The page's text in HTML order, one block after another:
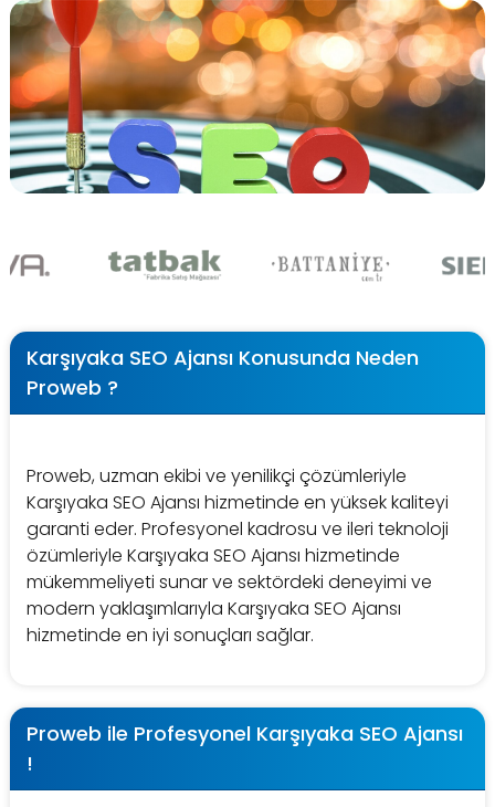
Karşıyaka SEO Ajansı Konusunda Neden
Proweb ?
Proweb, uzman ekibi ve yenilikçi çözümleriyle
Karşıyaka SEO Ajansı hizmetinde en yüksek kaliteyi
garanti eder. Profesyonel kadrosu ve ileri teknoloji
özümleriyle Karşıyaka SEO Ajansı hizmetinde
mükemmeliyeti sunar ve sektördeki deneyimi ve
modern yaklaşımlarıyla Karşıyaka SEO Ajansı
hizmetinde en iyi sonuçları sağlar.
Proweb ile Profesyonel Karşıyaka SEO Ajansı
!